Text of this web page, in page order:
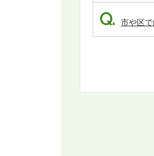
Q. 市や区